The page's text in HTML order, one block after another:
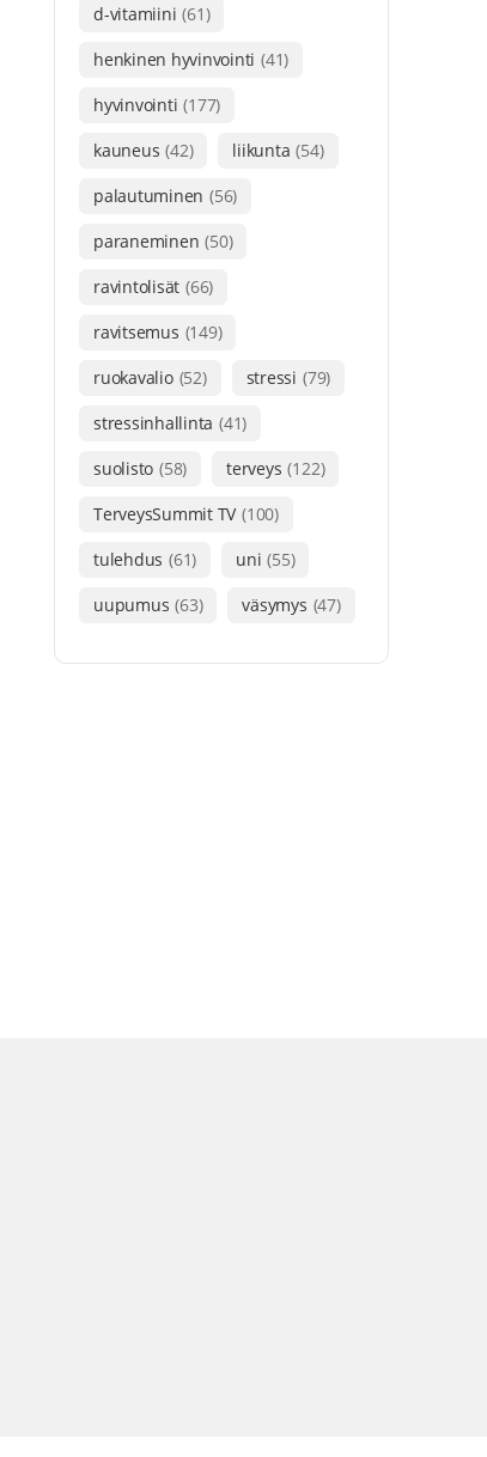
d-vitamiini (61)
henkinen hyvinvointi (41)
hyvinvointi (177)
kauneus (42) liikunta (54)
palautuminen (56)
paraneminen (50)
ravintolisät (66)
ravitsemus (149)
ruokavalio (52) stressi (79)
stressinhallinta (41)
suolisto (58) terveys (122)
TerveysSummit TV (100)
tulehdus (61) uni (55)
uupumus (63) väsymys (47)